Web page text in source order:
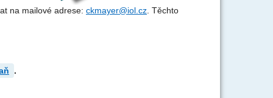
na mailové adrese: ckmayer@iol.cz. Těchto
.